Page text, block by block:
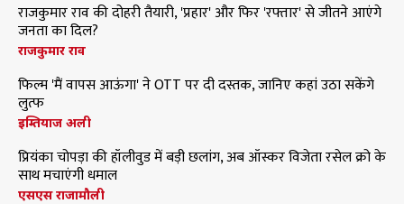
राजकुमार राव की दोहरी तैयारी, 'प्रहार' और फिर 'रफ्तार' से जीतने आएंगे
जनता का दिल?
राजकुमार राव
फिल्म 'मैं वापस आऊंगा' ने OTT पर दी दस्तक, जानिए कहां उठा सकेंगे
लुत्फ
इम्तियाज अली
प्रियंका चोपड़ा की हॉलीवुड में बड़ी छलांग, अब ऑस्कर विजेता रसेल क्रो के
साथ मचाएंगी धमाल
एसएस राजामौली